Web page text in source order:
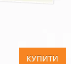
КУПИТИ